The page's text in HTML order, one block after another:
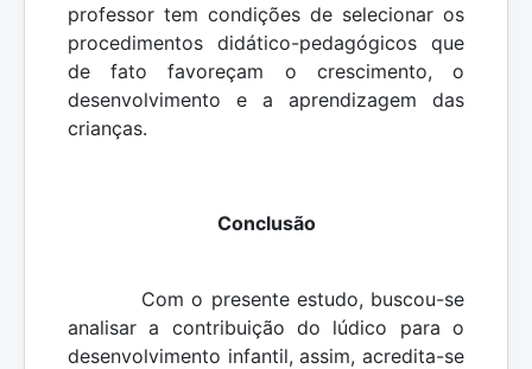
professor tem condições de selecionar os
procedimentos didático-pedagógicos que
de fato favoreçam o crescimento, o
desenvolvimento e a aprendizagem das
crianças.
Conclusão
Com o presente estudo, buscou-se
analisar a contribuição do lúdico para o
desenvolvimento infantil, assim, acredita-se